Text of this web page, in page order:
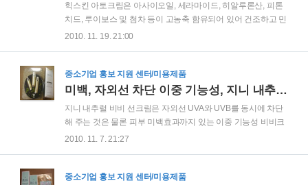
드리자면 마스크팩을 하는 동안 늘어진 볼살과 처진 턱을 효과
있게 위로 당겨주는 리프팅효과, 콜라겐의 노화억제 효능과 녹
차추출물의 항산화효과, 히아루론산으로 인한 이중보습효과를
들 수 있습니다. 그리고 플라워톡스와 감잎추출물 성분으로 인..
힉스킨 아토크림은 아사이오일, 세라마이드, 히알루론산, 피톤
치드, 루이보스 및 첨차 등이 고농축 함유되어 있어 건조하고 민
감한 피부에 탁월한 효과가 있는 화장품으로 스테로이드가 전
작용으로 염증을 억제해 주고, 아사이베리에 함유되어 있는 폴
리페놀은 아토피를 일으키는 사이토카인이라는 효소를 차단시
각종 식물성 성분이 다량 함유되어 있습니다. 그리고 세라마이
드는 피부조직을 구성하고 있는 주성분으로 세라마이드가 1%
함유된 크림의 경우 24시간 이내에 피부 장벽을 90% 정도 복원
합니다. 힉스킨 아토크림에 함유된 2%의 세라마이드는 ..
2010. 11. 19. 21:00
중소기업 홍보 지원 센터/미용제품
미백, 자외선 차단 이중 기능성, 지니 내추럴 비비 선크림
지니 내추럴 비비 선크림은 자외선 UVA와 UVB를 동시에 차단
해 주는 것은 물론 피부 미백효과까지 있는 이중 기능성 비비크
림입니다. 유기농 인증 받은 미네랄 자체의 색상으로 얼굴에 자
과 우수한 밀착력으로 피부를 자연스럽고 투명하게 표현해 줍
2010. 11. 7. 21:27
중소기업 홍보 지원 센터/미용제품